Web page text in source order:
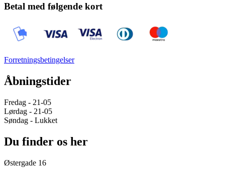
Betal med følgende kort
Forretningsbetingelser
Åbningstider
Fredag - 21-05
Lørdag - 21-05
Søndag - Lukket
Du finder os her
Østergade 16